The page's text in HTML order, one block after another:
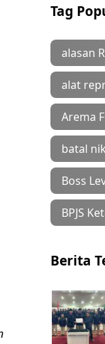
Tag
alasan
alat
Arema
batal
Boss
BPJS
Berita